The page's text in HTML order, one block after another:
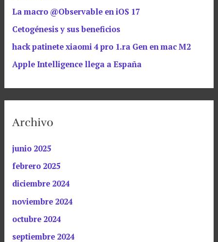
La macro @Observable en iOS 17
Cetogénesis y sus beneficios
hack patinete xiaomi 4 pro 1.ra Gen en mac M2
Apple Intelligence llega a España
Archivo
junio 2025
febrero 2025
diciembre 2024
noviembre 2024
octubre 2024
septiembre 2024